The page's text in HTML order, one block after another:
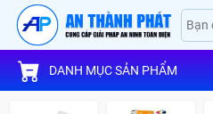
DANH MỤC SẢN PHẨM